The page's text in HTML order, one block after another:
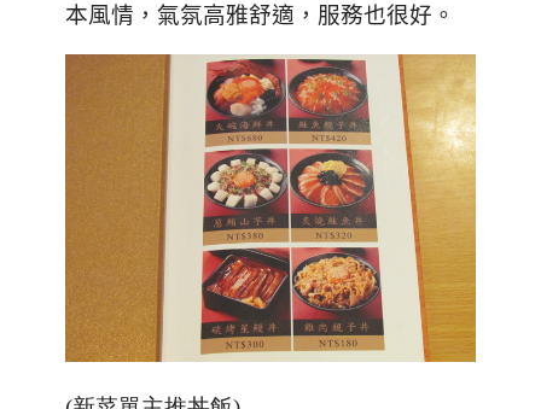
本風情，氣氛高雅舒適，服務也很好。